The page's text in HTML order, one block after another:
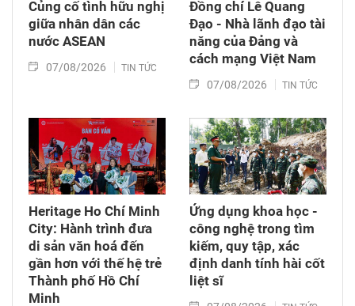
Củng cố tình hữu nghị
giữa nhân dân các
nước ASEAN
07/08/2026 TIN TỨC
Đồng chí Lê Quang
Đạo - Nhà lãnh đạo tài
năng của Đảng và
cách mạng Việt Nam​
07/08/2026 TIN TỨC
Heritage Ho Chí Minh
City: Hành trình đưa
di sản văn hoá đến
gần hơn với thế hệ trẻ
Thành phố Hồ Chí
Minh
Ứng dụng khoa học -
công nghệ trong tìm
kiếm, quy tập, xác
định danh tính hài cốt
liệt sĩ